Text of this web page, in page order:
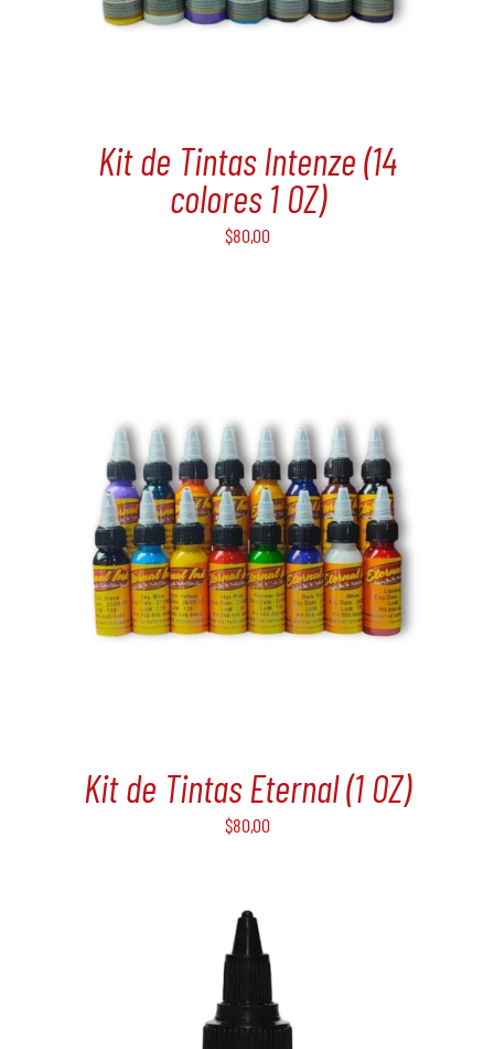
Kit de Tintas Intenze (14
colores 1 OZ)
$80,00
Kit de Tintas Eternal (1 OZ)
$80,00